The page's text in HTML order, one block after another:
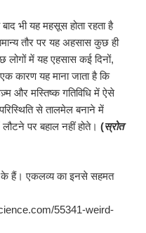
भी यह महसूस होता रहता है
तौर पर यह अहसास कुछ ही
में यह एहसास कई दिनों,
कारण यह माना जाता है कि
और मस्तिष्क गतिविधि में ऐसे
से तालमेल बनाने में
पर बहाल नहीं होते। (स्रोत
के हैं। एकलव्य का इनसे सहमत
55341-weird-